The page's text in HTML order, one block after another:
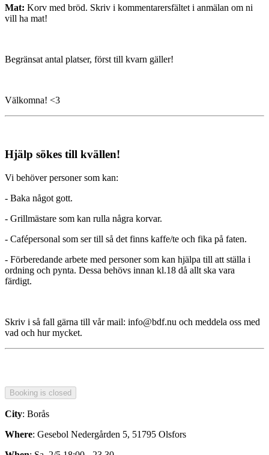
Mat: Korv med bröd. Skriv i kommentarersfältet i anmälan om ni
vill ha mat!
Begränsat antal platser, först till kvarn gäller!
Välkomna! <3
Hjälp sökes till kvällen!
Vi behöver personer som kan:
- Baka något gott.
- Grillmästare som kan rulla några korvar.
- Cafépersonal som ser till så det finns kaffe/te och fika på faten.
- Förberedande arbete med personer som kan hjälpa till att ställa i
ordning och pynta. Dessa behövs innan kl.18 då allt ska vara
färdigt.
Skriv i så fall gärna till vår mail: info@bdf.nu och meddela oss med
vad och hur mycket.
City: Borås
Where: Gesebol Nedergården 5, 51795 Olsfors